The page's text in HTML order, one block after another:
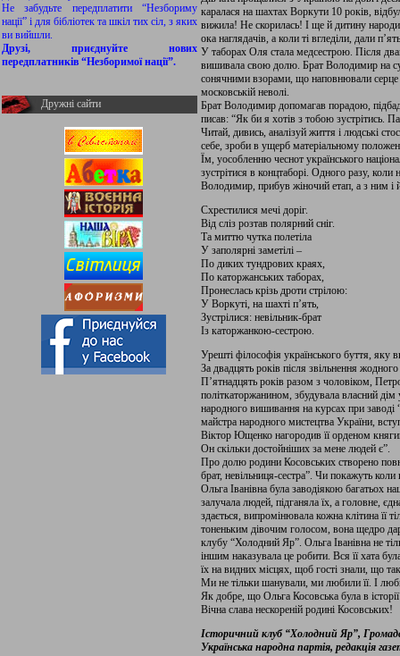
Не забудьте передплатити “Незбориму
нації” і для бібліотек та шкіл тих сіл, з яких
ви вийшли.
Друзі, приєднуйте нових
передплатників “Незборимої нації”.
Дружні сайти
каралася на шахтах Воркути 10 років,
вижила! Не скорилась! І ще й дитину
ока наглядачів, а коли ті вгледіли, дали
У таборах Оля стала медсестрою. Після
вишивала свою долю. Брат Володимир на
сонячними взорами, що наповнювали
московській неволі.
Брат Володимир допомагав порадою,
писав: “Як би я хотів з тобою зустрітись.
Читай, дивись, аналізуй життя і людські
себе, зроби в ущерб матеріальному
Їм, уособленню чеснот українського
зустрітися в концтаборі. Одного разу,
Володимир, прибув жіночий етап, а з ним і
Схрестилися мечі доріг.
Від сліз розтав полярний сніг.
Та миттю чутка полетіла
У заполярні заметілі –
По диких тундрових краях,
По каторжанських таборах,
Пронеслась крізь дроти стрілою:
У Воркуті, на шахті п’ять,
Зустрілися: невільник-брат
Із каторжанкою-сестрою.
Урешті філософія українського буття,
За двадцять років після звільнення
П’ятнадцять років разом з чоловіком,
політкаторжанином, збудувала власний
народного вишивання на курсах при
майстра народного мистецтва України,
Віктор Ющенко нагородив її орденом
Он скільки достойніших за мене людей є”.
Про долю родини Косовських створено
брат, невільниця-сестра”. Чи покажуть
Ольга Іванівна була заводіякою багатьох
залучала людей, підганяла їх, а головне,
здається, випромінювала кожна клітина її
тоненьким дівочим голосом, вона щедро
клубу “Холодний Яр”. Ольга Іванівна не
іншим наказувала це робити. Вся її хата
їх на видних місцях, щоб гості знали, що
Ми не тільки шанували, ми любили її. І
Як добре, що Ольга Косовська була в
Вічна слава нескореній родині Косовських!
Історичний клуб “Холодний Яр”,
Українська народна партія, редакція